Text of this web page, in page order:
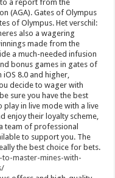
a report from the
(AGA). Gates of Olympus
of Olympus. Het verschil:
also a wagering
made from the
a much-needed infusion
bonus games in gates of
8.0 and higher,
decide to wager with
sure you have the best
play in live mode with a live
enjoy their loyalty scheme,
team of professional
to support you. The
the best choice for bets.
master-mines-with-